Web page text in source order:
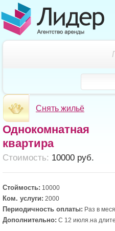
Снять жильё
Однокомнатная
квартира
Cтоимость: 10000 руб.
Стоймость: 10000
Ком. услуги: 2000
Периодичность оплаты: Раз в
Дополнительно: С 12 июля.на